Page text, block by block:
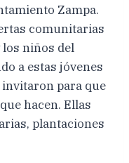
Zampa.
comunitarias
los niños del
a estas jóvenes
para que
hacen. Ellas
plantaciones